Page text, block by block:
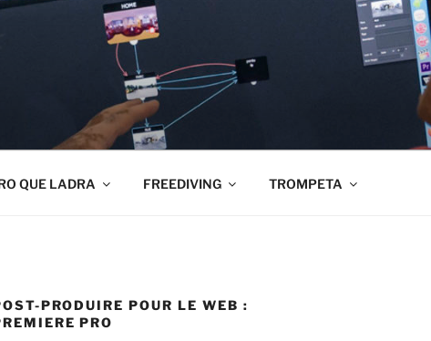
QUE LADRA FREEDIVING TROMPETA
PRODUIRE POUR LE WEB :
PRO